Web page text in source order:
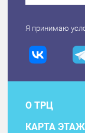
Я принимаю
О ТРЦ
КАРТА